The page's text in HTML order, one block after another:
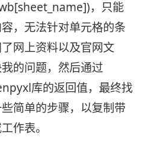
，只能
，无法针对单元格的条
网上资料以及官网文
的问题，然后通过
库的返回值，最终找
简单的步骤，以复制带
作表。